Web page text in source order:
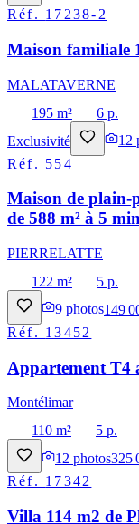
Réf. 17238-2
Maison familiale
MALATAVERNE
195 m²
6 p.
Exclusivité
12
Réf. 554
Maison de plain-
de 588 m² à 5
PIERRELATTE
122 m²
5 p.
9 photos149
Réf. 13452
Appartement T4
Montélimar
110 m²
5 p.
12 photos325
Réf. 17342
Villa 114 m2 de